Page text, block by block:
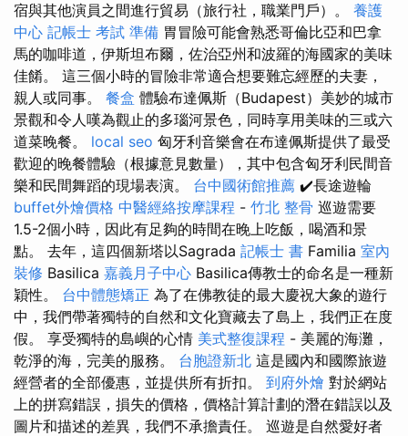
宿與其他演員之間進行貿易（旅行社，職業門戶）。 養護
中心 記帳士 考試 準備 胃冒險可能會熟悉哥倫比亞和巴拿
馬的咖啡道，伊斯坦布爾，佐治亞州和波羅的海國家的美味
佳餚。 這三個小時的冒險非常適合想要難忘經歷的夫妻，
親人或同事。 餐盒 體驗布達佩斯（Budapest）美妙的城市
景觀和令人嘆為觀止的多瑙河景色，同時享用美味的三或六
道菜晚餐。 local seo 匈牙利音樂會在布達佩斯提供了最受
歡迎的晚餐體驗（根據意見數量），其中包含匈牙利民間音
樂和民間舞蹈的現場表演。 台中國術館推薦 ✔️長途遊輪
buffet外燴價格 中醫經絡按摩課程 - 竹北 整骨 巡遊需要
1.5-2個小時，因此有足夠的時間在晚上吃飯，喝酒和景
點。 去年，這四個新塔以Sagrada 記帳士 書 Familia 室內
裝修 Basilica 嘉義月子中心 Basilica傳教士的命名是一種新
穎性。 台中體態矯正 為了在佛教徒的最大慶祝大象的遊行
中，我們帶著獨特的自然和文化寶藏去了島上，我們正在度
假。 享受獨特的島嶼的心情 美式整復課程 - 美麗的海灘，
乾淨的海，完美的服務。 台胞證新北 這是國內和國際旅遊
經營者的全部優惠，並提供所有折扣。 到府外燴 對於網站
上的拼寫錯誤，損失的價格，價格計算計劃的潛在錯誤以及
圖片和描述的差異，我們不承擔責任。 巡遊是自然愛好者